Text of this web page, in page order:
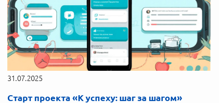
31.07.2025
Старт проекта «К успеху: шаг за шагом»